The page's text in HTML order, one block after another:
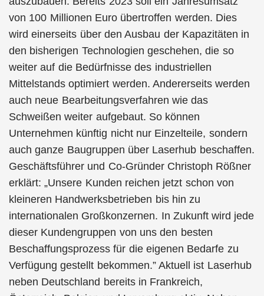
von 100 Millionen Euro übertroffen werden. Dies
wird einerseits über den Ausbau der Kapazitäten in
den bisherigen Technologien geschehen, die so
weiter auf die Bedürfnisse des industriellen
Mittelstands optimiert werden. Andererseits werden
auch neue Bearbeitungsverfahren wie das
Schweißen weiter aufgebaut. So können
Unternehmen künftig nicht nur Einzelteile, sondern
auch ganze Baugruppen über Laserhub beschaffen.
Geschäftsführer und Co-Gründer Christoph Rößner
erklärt: „Unsere Kunden reichen jetzt schon von
kleineren Handwerksbetrieben bis hin zu
internationalen Großkonzernen. In Zukunft wird jede
dieser Kundengruppen von uns den besten
Beschaffungsprozess für die eigenen Bedarfe zu
Verfügung gestellt bekommen.” Aktuell ist Laserhub
neben Deutschland bereits in Frankreich,